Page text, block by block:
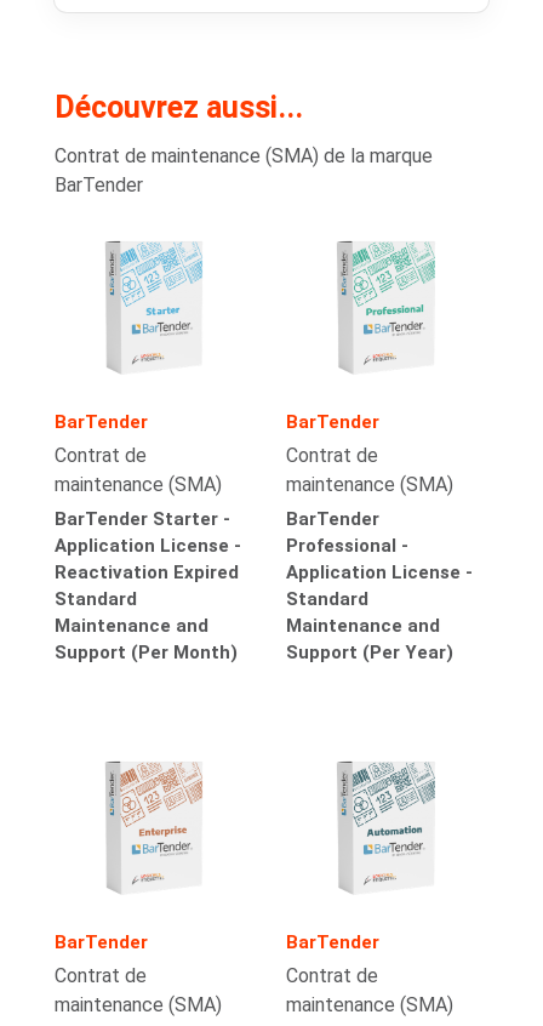
Découvrez aussi...
Contrat de maintenance (SMA) de la marque
BarTender
BarTender
Contrat de
maintenance (SMA)
BarTender Starter -
Application License -
Reactivation Expired
Standard
Maintenance and
Support (Per Month)
BarTender
Contrat de
maintenance (SMA)
BarTender
Professional -
Application License -
Standard
Maintenance and
Support (Per Year)
BarTender
Contrat de
maintenance (SMA)
BarTender
Contrat de
maintenance (SMA)